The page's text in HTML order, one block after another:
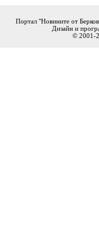
Портал "Новините от
Дизайн и
© 2001-